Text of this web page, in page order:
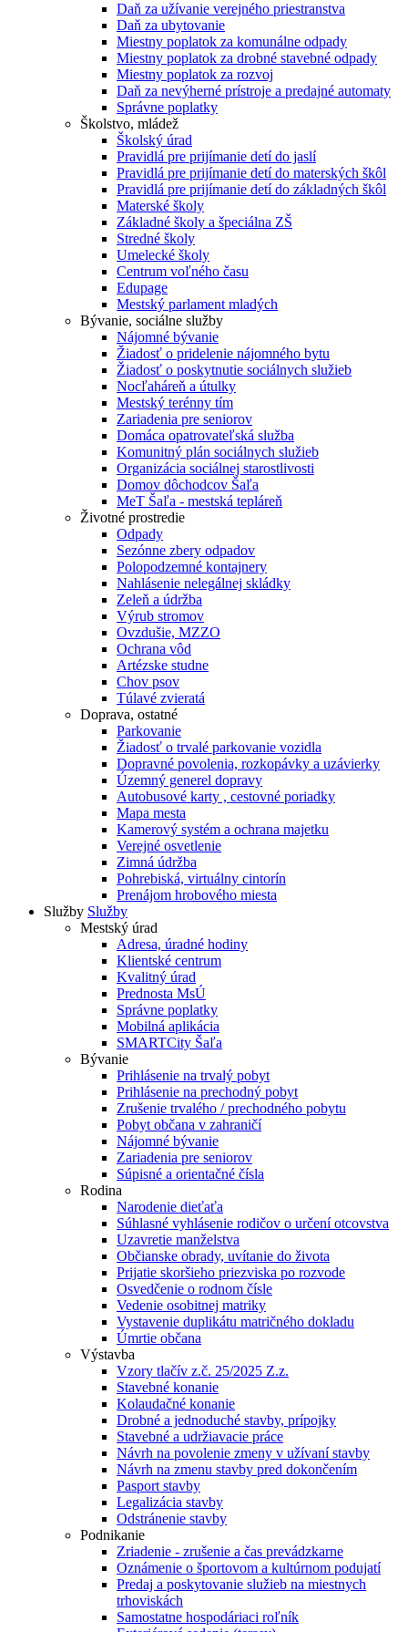
Daň za užívanie verejného priestranstva
Daň za ubytovanie
Miestny poplatok za komunálne odpady
Miestny poplatok za drobné stavebné odpady
Miestny poplatok za rozvoj
Daň za nevýherné prístroje a predajné automaty
Správne poplatky
Školstvo, mládež
Školský úrad
Pravidlá pre prijímanie detí do jaslí
Pravidlá pre prijímanie detí do materských škôl
Pravidlá pre prijímanie detí do základných škôl
Materské školy
Základné školy a špeciálna ZŠ
Stredné školy
Umelecké školy
Centrum voľného času
Edupage
Mestský parlament mladých
Bývanie, sociálne služby
Nájomné bývanie
Žiadosť o pridelenie nájomného bytu
Žiadosť o poskytnutie sociálnych služieb
Nocľaháreň a útulky
Mestský terénny tím
Zariadenia pre seniorov
Domáca opatrovateľská služba
Komunitný plán sociálnych služieb
Organizácia sociálnej starostlivosti
Domov dôchodcov Šaľa
MeT Šaľa - mestská tepláreň
Životné prostredie
Odpady
Sezónne zbery odpadov
Polopodzemné kontajnery
Nahlásenie nelegálnej skládky
Zeleň a údržba
Výrub stromov
Ovzdušie, MZZO
Ochrana vôd
Artézske studne
Chov psov
Túlavé zvieratá
Doprava, ostatné
Parkovanie
Žiadosť o trvalé parkovanie vozidla
Dopravné povolenia, rozkopávky a uzávierky
Územný generel dopravy
Autobusové karty , cestovné poriadky
Mapa mesta
Kamerový systém a ochrana majetku
Verejné osvetlenie
Zimná údržba
Pohrebiská, virtuálny cintorín
Prenájom hrobového miesta
Služby Služby
Mestský úrad
Adresa, úradné hodiny
Klientské centrum
Kvalitný úrad
Prednosta MsÚ
Správne poplatky
Mobilná aplikácia
SMARTCity Šaľa
Bývanie
Prihlásenie na trvalý pobyt
Prihlásenie na prechodný pobyt
Zrušenie trvalého / prechodného pobytu
Pobyt občana v zahraničí
Nájomné bývanie
Zariadenia pre seniorov
Súpisné a orientačné čísla
Rodina
Narodenie dieťaťa
Súhlasné vyhlásenie rodičov o určení otcovstva
Uzavretie manželstva
Občianske obrady, uvítanie do života
Prijatie skoršieho priezviska po rozvode
Osvedčenie o rodnom čísle
Vedenie osobitnej matriky
Vystavenie duplikátu matričného dokladu
Úmrtie občana
Výstavba
Vzory tlačív z.č. 25/2025 Z.z.
Stavebné konanie
Kolaudačné konanie
Drobné a jednoduché stavby, prípojky
Stavebné a udržiavacie práce
Návrh na povolenie zmeny v užívaní stavby
Návrh na zmenu stavby pred dokončením
Pasport stavby
Legalizácia stavby
Odstránenie stavby
Podnikanie
Zriadenie - zrušenie a čas prevádzkarne
Oznámenie o športovom a kultúrnom podujatí
Predaj a poskytovanie služieb na miestnych
trhoviskách
Samostatne hospodáriaci roľník